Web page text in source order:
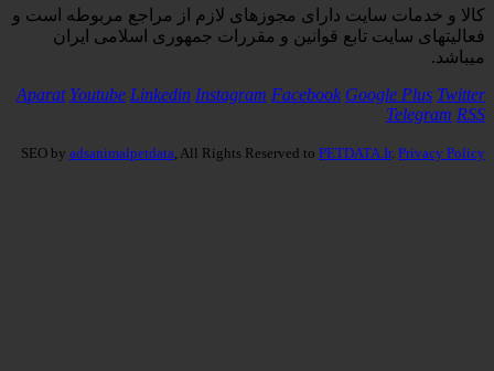
كالا و خدمات سایت دارای مجوزهای لازم از مراجع مربوطه است و
فعاليتهای سايت تابع قوانين و مقررات جمهوری اسلامی ايران
میباشد.
Aparat Youtube Linkedin Instagram Facebook Google Plus Twitter
Telegram RSS
SEO by adsanimalpetdata , All Rights Reserved to PETDATA.Ir. Privacy Policy